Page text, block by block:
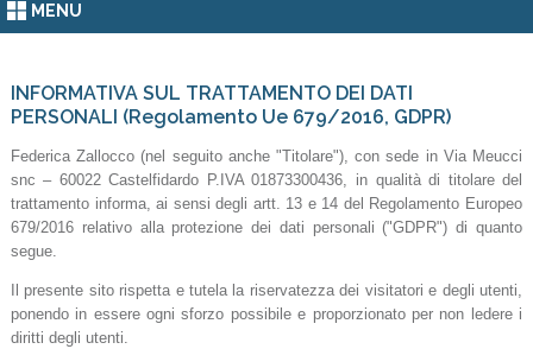
MENU
INFORMATIVA SUL TRATTAMENTO DEI DATI
PERSONALI (Regolamento Ue 679/2016, GDPR)
Federica Zallocco (nel seguito anche "Titolare"), con sede in Via Meucci
snc – 60022 Castelfidardo P.IVA 01873300436, in qualità di titolare del
trattamento informa, ai sensi degli artt. 13 e 14 del Regolamento Europeo
679/2016 relativo alla protezione dei dati personali ("GDPR") di quanto
segue.
Il presente sito rispetta e tutela la riservatezza dei visitatori e degli utenti,
ponendo in essere ogni sforzo possibile e proporzionato per non ledere i
diritti degli utenti.